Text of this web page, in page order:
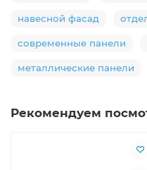
навесной фасад
современные панели
металлические панели
Рекомендуем